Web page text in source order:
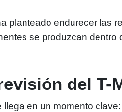
planteado endurecer las
se produzcan dentro
del T-
en un momento